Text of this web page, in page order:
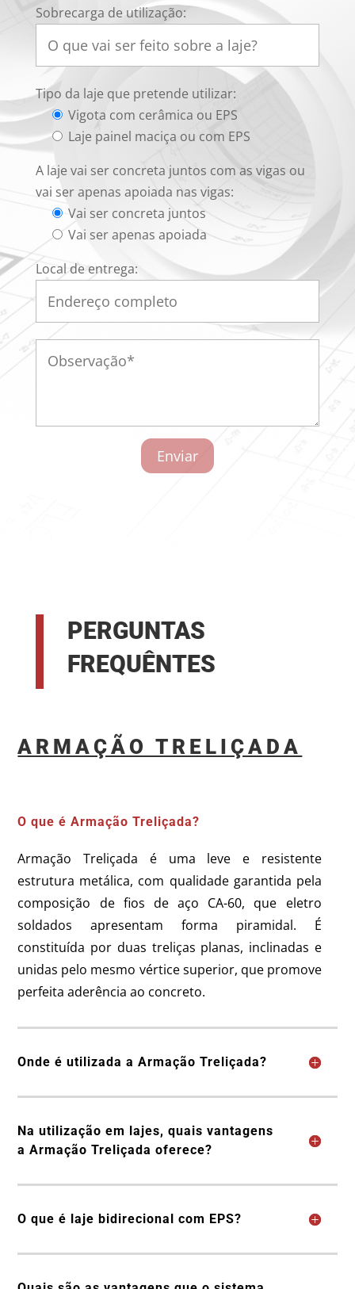
Sobrecarga de utilização:
Tipo da laje que pretende utilizar:
Vigota com cerâmica ou EPS
Laje painel maciça ou com EPS
A laje vai ser concreta juntos com as vigas ou
vai ser apenas apoiada nas vigas:
Vai ser concreta juntos
Vai ser apenas apoiada
Local de entrega:
Enviar
PERGUNTAS
FREQUÊNTES
ARMAÇÃO TRELIÇADA
O que é Armação Treliçada?
Armação Treliçada é uma leve e resistente
estrutura metálica, com qualidade garantida pela
composição de fios de aço CA-60, que eletro
soldados apresentam forma piramidal. É
constituída por duas treliças planas, inclinadas e
unidas pelo mesmo vértice superior, que promove
perfeita aderência ao concreto.
Onde é utilizada a Armação Treliçada?
Na utilização em lajes, quais vantagens
a Armação Treliçada oferece?
O que é laje bidirecional com EPS?